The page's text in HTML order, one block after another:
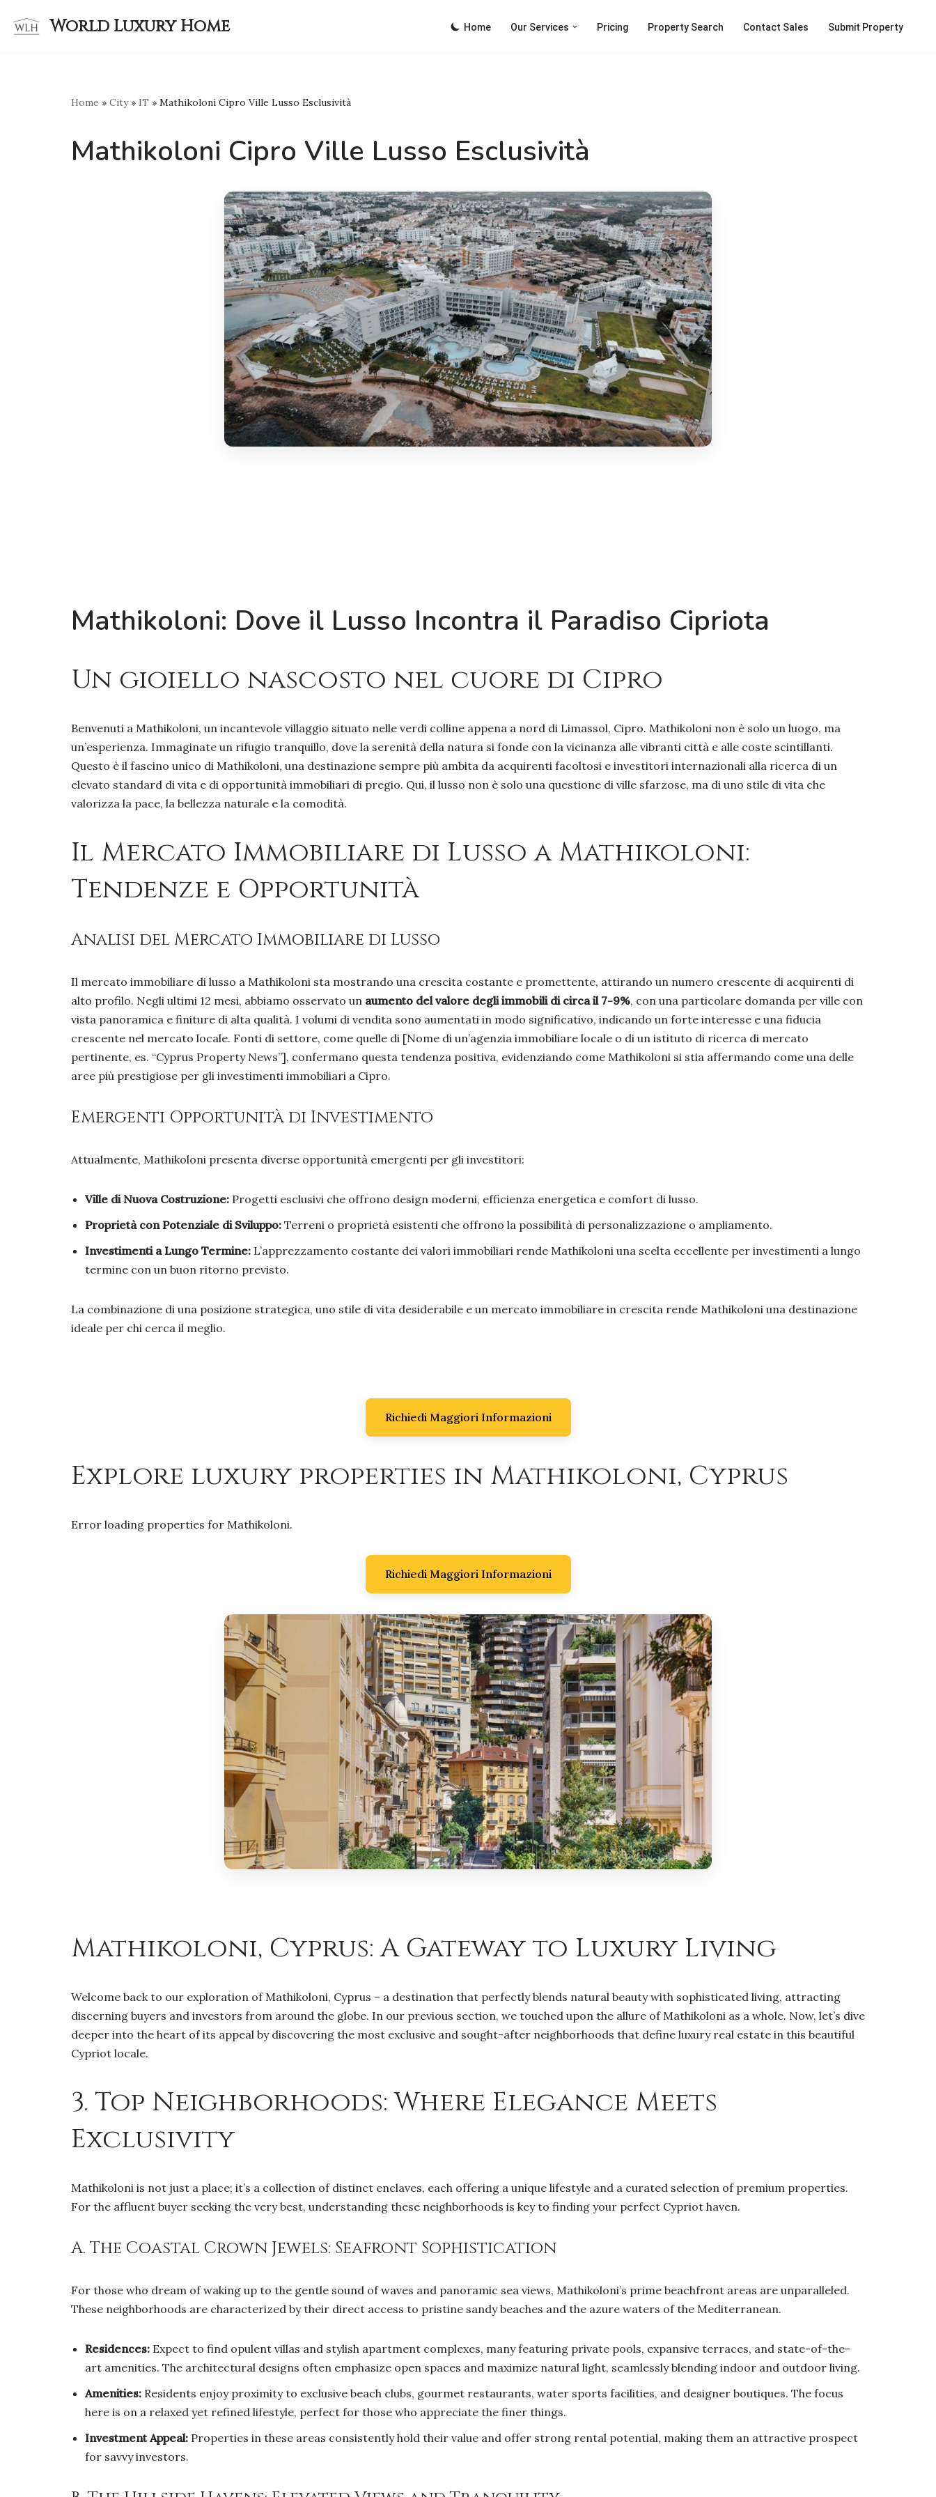
Skip
World Luxury Home Home Our Services Pricing Property Search Contact Sales Submit Property
Home » City» IT » Mathikoloni Cipro Ville Lusso Esclusività
Mathikoloni Cipro Ville Lusso Esclusività
Mathikoloni: Dove il Lusso Incontra il Paradiso Cipriota
Un gioiello nascosto nel cuore di Cipro
Benvenuti a Mathikoloni, un incantevole villaggio situato nelle verdi colline appena a nord di Limassol, Cipro. Mathikoloni non è solo un luogo, ma
un’esperienza. Immaginate un rifugio tranquillo, dove la serenità della natura si fonde con la vicinanza alle vibranti città e alle coste scintillanti.
Questo è il fascino unico di Mathikoloni, una destinazione sempre più ambita da acquirenti facoltosi e investitori internazionali alla ricerca di un
elevato standard di vita e di opportunità immobiliari di pregio. Qui, il lusso non è solo una questione di ville sfarzose, ma di uno stile di vita che
valorizza la pace, la bellezza naturale e la comodità.
Il Mercato Immobiliare di Lusso a Mathikoloni:
Tendenze e Opportunità
Analisi del Mercato Immobiliare di Lusso
Il mercato immobiliare di lusso a Mathikoloni sta mostrando una crescita costante e promettente, attirando un numero crescente di acquirenti di
alto profilo. Negli ultimi 12 mesi, abbiamo osservato un aumento del valore degli immobili di circa il 7-9%, con una particolare domanda per ville con
vista panoramica e finiture di alta qualità. I volumi di vendita sono aumentati in modo significativo, indicando un forte interesse e una fiducia
crescente nel mercato locale. Fonti di settore, come quelle di [Nome di un’agenzia immobiliare locale o di un istituto di ricerca di mercato
pertinente, es. “Cyprus Property News”], confermano questa tendenza positiva, evidenziando come Mathikoloni si stia affermando come una delle
aree più prestigiose per gli investimenti immobiliari a Cipro.
Emergenti Opportunità di Investimento
Attualmente, Mathikoloni presenta diverse opportunità emergenti per gli investitori:
Ville di Nuova Costruzione: Progetti esclusivi che offrono design moderni, efficienza energetica e comfort di lusso.
Proprietà con Potenziale di Sviluppo: Terreni o proprietà esistenti che offrono la possibilità di personalizzazione o ampliamento.
Investimenti a Lungo Termine: L’apprezzamento costante dei valori immobiliari rende Mathikoloni una scelta eccellente per investimenti a lungo
termine con un buon ritorno previsto.
La combinazione di una posizione strategica, uno stile di vita desiderabile e un mercato immobiliare in crescita rende Mathikoloni una destinazione
ideale per chi cerca il meglio.
Richiedi Maggiori Informazioni
Explore luxury properties in Mathikoloni, Cyprus
Error loading properties for Mathikoloni.
Richiedi Maggiori Informazioni
Mathikoloni, Cyprus: A Gateway to Luxury Living
Welcome back to our exploration of Mathikoloni, Cyprus – a destination that perfectly blends natural beauty with sophisticated living, attracting
discerning buyers and investors from around the globe. In our previous section, we touched upon the allure of Mathikoloni as a whole. Now, let’s dive
deeper into the heart of its appeal by discovering the most exclusive and sought-after neighborhoods that define luxury real estate in this beautiful
Cypriot locale.
3. Top Neighborhoods: Where Elegance Meets
Exclusivity
Mathikoloni is not just a place; it’s a collection of distinct enclaves, each offering a unique lifestyle and a curated selection of premium properties.
For the affluent buyer seeking the very best, understanding these neighborhoods is key to finding your perfect Cypriot haven.
A. The Coastal Crown Jewels: Seafront Sophistication
For those who dream of waking up to the gentle sound of waves and panoramic sea views, Mathikoloni’s prime beachfront areas are unparalleled.
These neighborhoods are characterized by their direct access to pristine sandy beaches and the azure waters of the Mediterranean.
Residences: Expect to find opulent villas and stylish apartment complexes, many featuring private pools, expansive terraces, and state-of-the-
art amenities. The architectural designs often emphasize open spaces and maximize natural light, seamlessly blending indoor and outdoor living.
Amenities: Residents enjoy proximity to exclusive beach clubs, gourmet restaurants, water sports facilities, and designer boutiques. The focus
here is on a relaxed yet refined lifestyle, perfect for those who appreciate the finer things.
Investment Appeal: Properties in these areas consistently hold their value and offer strong rental potential, making them an attractive prospect
for savvy investors.